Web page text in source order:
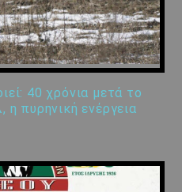
40 χρόνια μετά το
πυρηνική ενέργεια